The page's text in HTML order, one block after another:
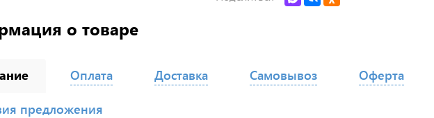
о товаре
Оплата Доставка Самовывоз Оферта
предложения